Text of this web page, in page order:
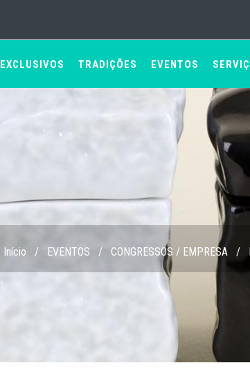
EXCLUSIVOS TRADIÇÕES EVENTOS
Início / EVENTOS / CONGRESSOS / EMPRESA /